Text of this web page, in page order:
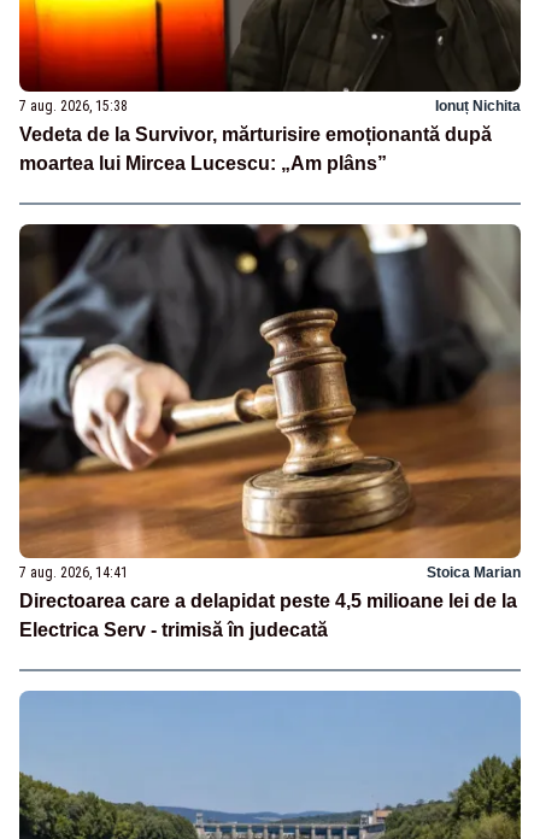
7 aug. 2026, 15:38 Ionuț Nichita
Vedeta de la Survivor, mărturisire emoționantă după
moartea lui Mircea Lucescu: „Am plâns”
7 aug. 2026, 14:41 Stoica Marian
Directoarea care a delapidat peste 4,5 milioane lei de la
Electrica Serv - trimisă în judecată